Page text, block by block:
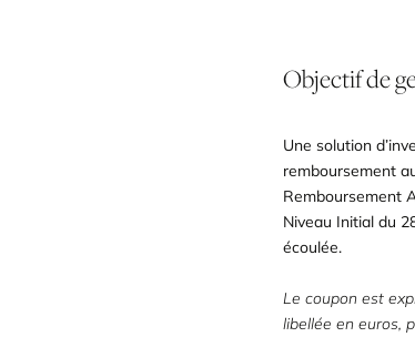
Objectif de
Une solution
remboursement
Remboursement
Niveau Initial du
écoulée.
Le coupon est
libellée en euros,